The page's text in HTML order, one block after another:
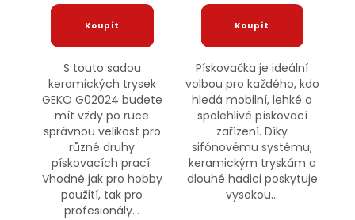
S touto sadou
keramických trysek
GEKO G02024 budete
mít vždy po ruce
správnou velikost pro
různé druhy
pískovacích prací.
Vhodné jak pro hobby
použití, tak pro
profesionály...
Pískovačka je ideální
volbou pro každého, kdo
hledá mobilní, lehké a
spolehlivé pískovací
zařízení. Díky
sifónovému systému,
keramickým tryskám a
dlouhé hadici poskytuje
vysokou...